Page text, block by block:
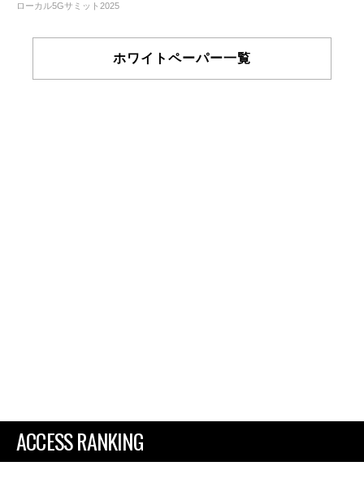
ローカル5Gサミット2025
ホワイトペーパー一覧
ACCESS RANKING